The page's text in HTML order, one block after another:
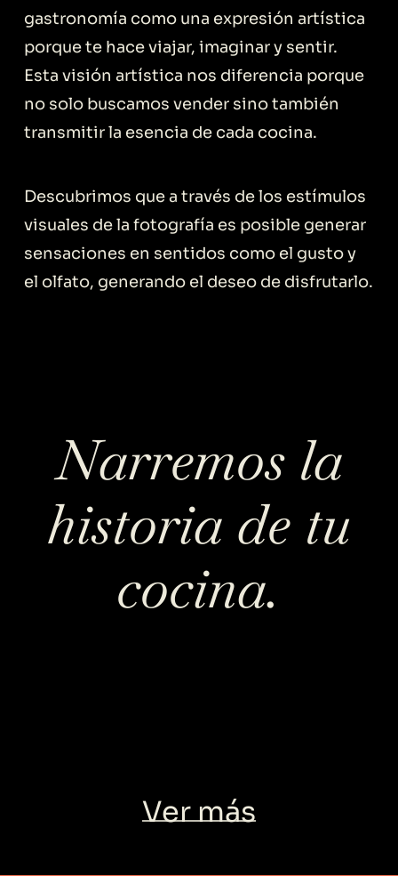
gastronomía como una expresión artística
porque te hace viajar, imaginar y sentir.
Esta visión artística nos diferencia porque
no solo buscamos vender sino también
transmitir la esencia de cada cocina.
Descubrimos que a través de los estímulos
visuales de la fotografía es posible generar
sensaciones en sentidos como el gusto y
el olfato, generando el deseo de disfrutarlo.
Narremos la
historia de tu
cocina.
Ver más